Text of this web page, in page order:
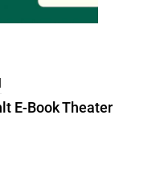
E-Book Theater